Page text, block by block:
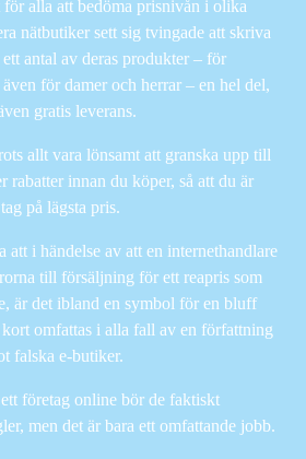
alla att bedöma prisnivån i olika
nätbutiker sett sig tvingade att skriva
antal av deras produkter – för
för damer och herrar – en hel del,
gratis leverans.
allt vara lönsamt att granska upp till
rabatter innan du köper, så att du är
på lägsta pris.
att i händelse av att en internethandlare
till försäljning för ett reapris som
är det ibland en symbol för en bluff
omfattas i alla fall av en författning
falska e-butiker.
företag online bör de faktiskt
men det är bara ett omfattande jobb.